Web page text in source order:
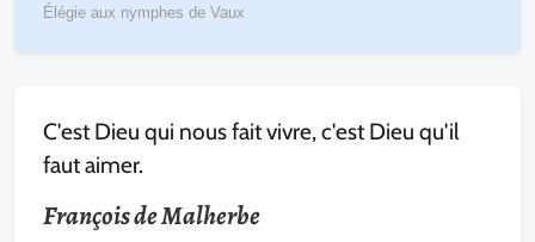
Élégie aux nymphes de Vaux
C'est Dieu qui nous fait vivre, c'est Dieu qu'il
faut aimer.
François de Malherbe